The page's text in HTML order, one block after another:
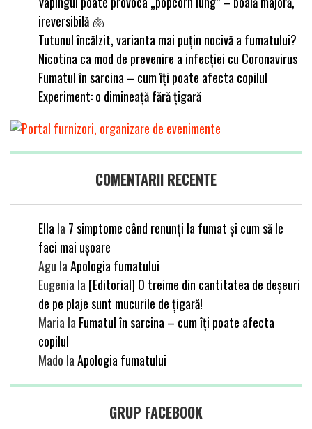
ireversibilă 🫁
Tutunul încălzit, varianta mai puțin nocivă a fumatului?
Nicotina ca mod de prevenire a infecției cu Coronavirus
Fumatul în sarcina – cum îți poate afecta copilul
Experiment: o dimineață fără țigară
COMENTARII RECENTE
Ellala 7 simptome când renunți la fumat și cum să le
faci mai ușoare
Agu laApologia fumatului
Eugenia la [Editorial] O treime din cantitatea de deșeuri
de pe plaje sunt mucurile de țigară!
Maria la Fumatul în sarcina – cum îți poate afecta
copilul
Mado laApologia fumatului
GRUP FACEBOOK